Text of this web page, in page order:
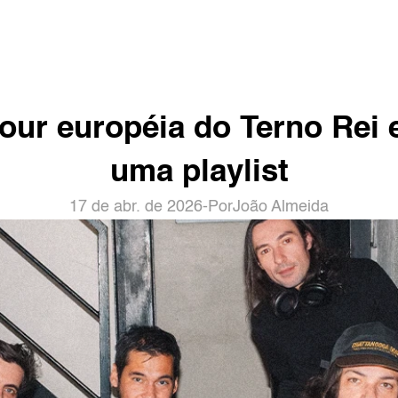
européia do Terno Rei
uma playlist
17 de abr. de 2026- PorJoão Almeida